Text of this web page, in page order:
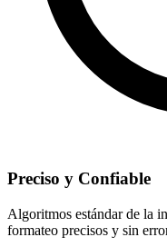
Preciso y Confiable
Algoritmos estándar de la
formateo precisos y sin